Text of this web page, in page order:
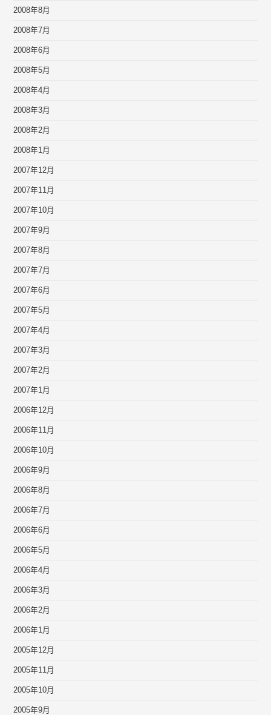
2008年8月
2008年7月
2008年6月
2008年5月
2008年4月
2008年3月
2008年2月
2008年1月
2007年12月
2007年11月
2007年10月
2007年9月
2007年8月
2007年7月
2007年6月
2007年5月
2007年4月
2007年3月
2007年2月
2007年1月
2006年12月
2006年11月
2006年10月
2006年9月
2006年8月
2006年7月
2006年6月
2006年5月
2006年4月
2006年3月
2006年2月
2006年1月
2005年12月
2005年11月
2005年10月
2005年9月